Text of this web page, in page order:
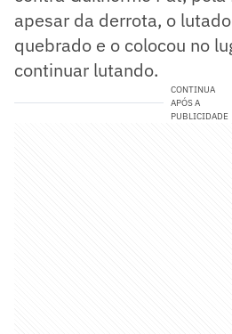
apesar da derrota, o
quebrado e o colocou no
continuar lutando.
CONTINUA
APÓS A
PUBLICIDADE